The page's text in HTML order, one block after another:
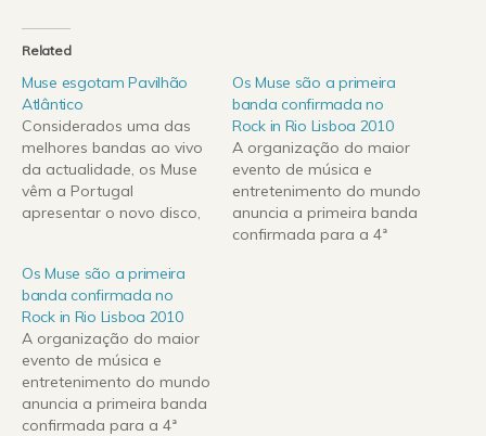
Related
Muse esgotam Pavilhão
Atlântico
Considerados uma das
melhores bandas ao vivo
da actualidade, os Muse
vêm a Portugal
apresentar o novo disco,
de Novembro no Pavilhão
Atlântico.Os épicos
espectáculos ao vivo
levaram a que se
tornassem na primeira
banda a esgotar o novo
estádio de Wembley,…
Os Muse são a primeira
banda confirmada no
Rock in Rio Lisboa 2010
A organização do maior
evento de música e
entretenimento do mundo
anuncia a primeira banda
confirmada para a 4ª
Os Muse são a primeira
banda confirmada no
Rock in Rio Lisboa 2010
A organização do maior
evento de música e
entretenimento do mundo
anuncia a primeira banda
confirmada para a 4ª